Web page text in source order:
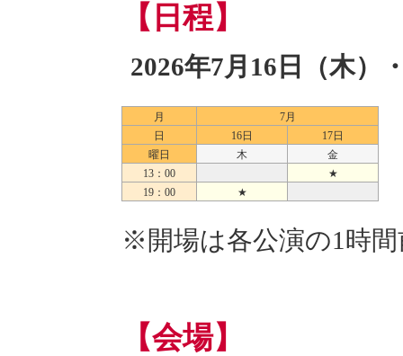
【日程】
2026年7月16日（木）
月
7月
日
16日
17日
曜日
木
金
13：00
★
19：00
★
※開場は各公演の1時間
【会場】